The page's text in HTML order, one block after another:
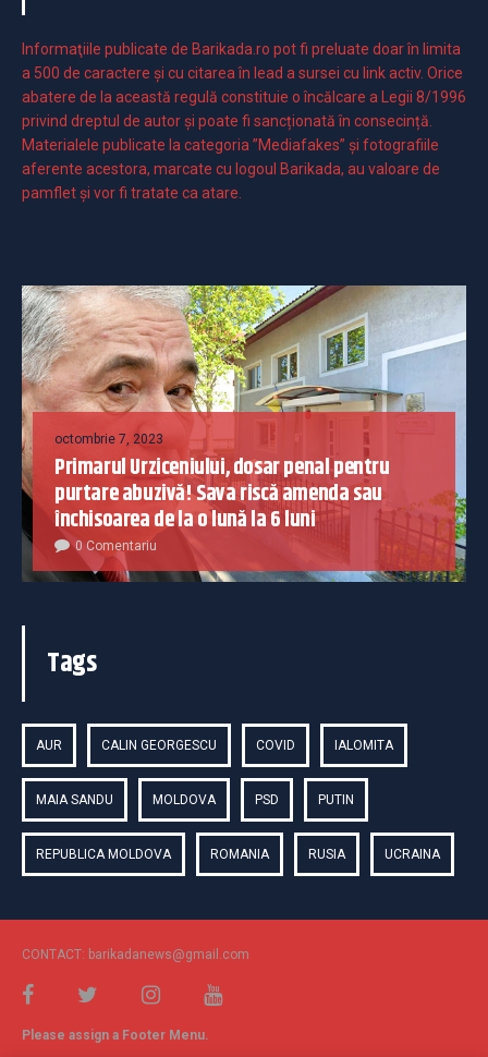
Informaţiile publicate de Barikada.ro pot fi preluate doar în limita
a 500 de caractere şi cu citarea în lead a sursei cu link activ. Orice
abatere de la această regulă constituie o încălcare a Legii 8/1996
privind dreptul de autor și poate fi sancționată în consecință.
Materialele publicate la categoria ”Mediafakes” și fotografiile
aferente acestora, marcate cu logoul Barikada, au valoare de
pamflet și vor fi tratate ca atare.
octombrie 7, 2023
Primarul Urziceniului, dosar penal pentru
purtare abuzivă! Sava riscă amenda sau
închisoarea de la o lună la 6 luni
0 Comentariu
Tags
AUR CALIN GEORGESCU COVID IALOMITA
MAIA SANDU MOLDOVA PSD PUTIN
REPUBLICA MOLDOVA ROMANIA RUSIA UCRAINA
CONTACT: barikadanews@gmail.com
Please assign a Footer Menu.